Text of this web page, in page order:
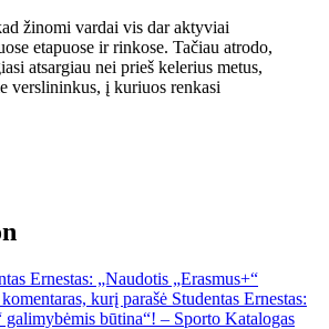
žinomi vardai vis dar aktyviai
etapuose ir rinkose. Tačiau atrodo,
atsargiau nei prieš kelerius metus,
verslininkus, į kuriuos renkasi
Ernestas: „Naudotis „Erasmus+“
kurį parašė Studentas Ernestas:
galimybėmis būtina“! – Sporto Katalogas